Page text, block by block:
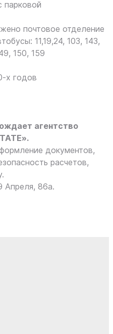
почтовое отделение
11,19,24, 103, 143,
150, 159
х годов
агентство
документов,
расчетов,
Апреля, 86а.